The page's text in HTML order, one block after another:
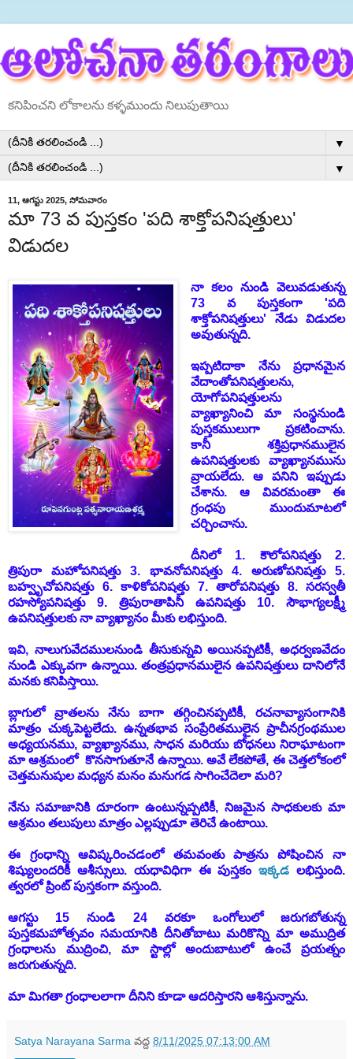
కనిపించని లోకాలను కళ్ళముందు నిలుపుతాయి
▼
▼
11, ఆగస్టు 2025, సోమవారం
మా 73 వ పుస్తకం 'పది శాక్తోపనిషత్తులు'
విడుదల
నా కలం నుండి వెలువడుతున్న
73 వ పుస్తకంగా 'పది
శాక్తోపనిషత్తులు' నేడు విడుదల
అవుతున్నది.
ఇప్పటిదాకా నేను ప్రధానమైన
వేదాంతోపనిషత్తులను,
యోగోపనిషత్తులను
వ్యాఖ్యానించి మా సంస్థనుండి
పుస్తకములుగా ప్రకటించాను.
కానీ శక్తిప్రధానములైన
ఉపనిషత్తులకు వ్యాఖ్యానమును
వ్రాయలేదు. ఆ పనిని ఇప్పుడు
చేశాను. ఆ వివరమంతా ఈ
గ్రంధపు ముందుమాటలో
చర్చించాను.
దీనిలో 1. కౌలోపనిషత్తు 2.
త్రిపురా మహోపనిషత్తు 3. భావనోపనిషత్తు 4. అరుణోపనిషత్తు 5.
బహ్వృచోపనిషత్తు 6. కాళికోపనిషత్తు 7. తారోపనిషత్తు 8. సరస్వతీ
రహస్యోపనిషత్తు 9. త్రిపురాతాపినీ ఉపనిషత్తు 10. సౌభాగ్యలక్ష్మీ
ఉపనిషత్తులకు నా వ్యాఖ్యానం మీకు లభిస్తుంది.
ఇవి, నాలుగువేదములనుండి తీసుకున్నవి అయినప్పటికీ, అధర్వణవేదం
నుండి ఎక్కువగా ఉన్నాయి. తంత్రప్రధానములైన ఉపనిషత్తులు దానిలోనే
మనకు కనిపిస్తాయి.
బ్లాగులో వ్రాతలను నేను బాగా తగ్గించినప్పటికీ, రచనావ్యాసంగానికి
మాత్రం చుక్కపెట్టలేదు. ఉన్నతభావ సంప్రేరితములైన ప్రాచీనగ్రంథముల
అధ్యయనము, వ్యాఖ్యానము, సాధన మరియు బోధనలు నిరాఘాటంగా
మా ఆశ్రమంలో కొనసాగుతూనే ఉన్నాయి. అవే లేకపోతే, ఈ చెత్తలోకంలో
చెత్తమనుషుల మధ్యన మనం మనుగడ సాగించేదెలా మరి?
నేను సమాజానికి దూరంగా ఉంటున్నప్పటికీ, నిజమైన సాధకులకు మా
ఆశ్రమం తలుపులు మాత్రం ఎల్లప్పుడూ తెరిచే ఉంటాయి.
ఈ గ్రంధాన్ని ఆవిష్కరించడంలో తమవంతు పాత్రను పోషించిన నా
శిష్యులందరికీ ఆశీస్సులు. యధావిధిగా ఈ పుస్తకంఇక్కడ లభిస్తుంది.
త్వరలో ప్రింట్ పుస్తకంగా వస్తుంది.
ఆగస్టు 15 నుండి 24 వరకూ ఒంగోలులో జరుగబోతున్న
పుస్తకమహోత్సవం సమయానికి దీనితోబాటు మరికొన్ని మా అముద్రిత
గ్రంధాలను ముద్రించి, మా స్టాల్లో అందుబాటులో ఉంచే ప్రయత్నం
జరుగుతున్నది.
మా మిగతా గ్రంధాలలాగా దీనిని కూడా ఆదరిస్తారని ఆశిస్తున్నాను.
Satya Narayana Sarma వద్ద 8/11/2025 07:13:00 AM